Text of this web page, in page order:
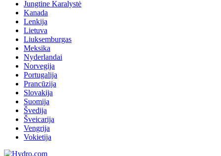
Jungtine Karalystė
Kanada
Lenkija
Lietuva
Liuksemburgas
Meksika
Nyderlandai
Norvegija
Portugalija
Prancūzija
Slovakija
Suomija
Švedija
Šveicarija
Vengrija
Vokietija